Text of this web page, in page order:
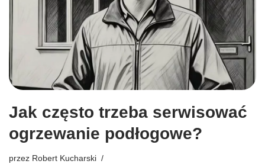
Jak często trzeba serwisować
ogrzewanie podłogowe?
przez Robert Kucharski